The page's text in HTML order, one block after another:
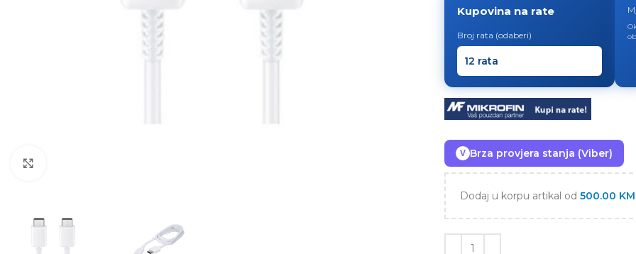
Kupovina na rate
Broj rata (odaberi)
V Brza provjera stanja (Viber)
Dodaj u korpu artikal od 500.00 KM